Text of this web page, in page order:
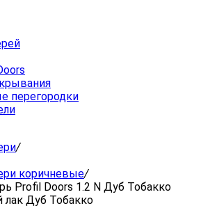
перегородки
/
коричневые/
Profil Doors 1.2 N Дуб Тобакко
лак Дуб Тобакко